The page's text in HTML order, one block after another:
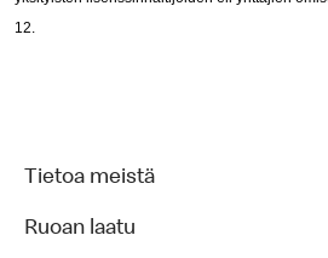
12.
Tietoa meistä
Ruoan laatu